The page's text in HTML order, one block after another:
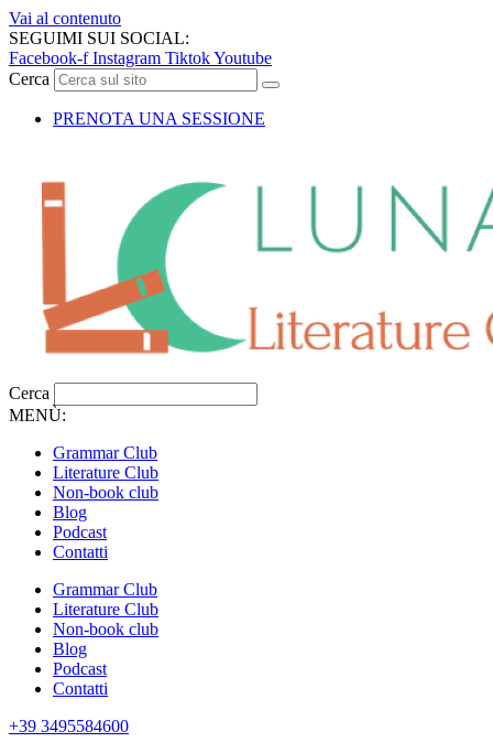
Vai al contenuto
SEGUIMI SUI SOCIAL:
Facebook-f Instagram TiktokYoutube
Cerca
PRENOTA UNA SESSIONE
Cerca
MENÙ:
Grammar Club
Literature Club
Non-book club
Blog
Podcast
Contatti
Grammar Club
Literature Club
Non-book club
Blog
Podcast
Contatti
+39 3495584600